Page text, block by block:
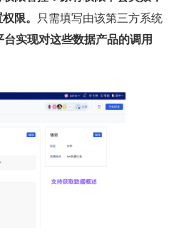
限。 只需填写由该第三方系统
台实现对这些数据产品的调用